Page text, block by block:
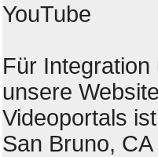
YouTube
Für
unsere
Videoportals
San Bruno,